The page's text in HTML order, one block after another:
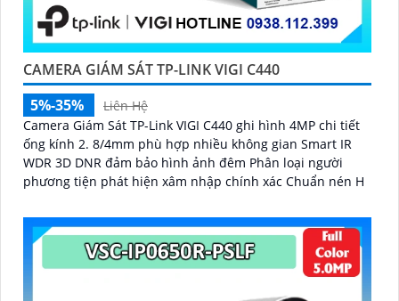
CAMERA GIÁM SÁT TP-LINK VIGI C440
5%-35%
Liên Hệ
Camera Giám Sát TP-Link VIGI C440 ghi hình 4MP chi tiết
ống kính 2. 8/4mm phù hợp nhiều không gian Smart IR
WDR 3D DNR đảm bảo hình ảnh đêm Phân loại người
phương tiện phát hiện xâm nhập chính xác Chuẩn nén H